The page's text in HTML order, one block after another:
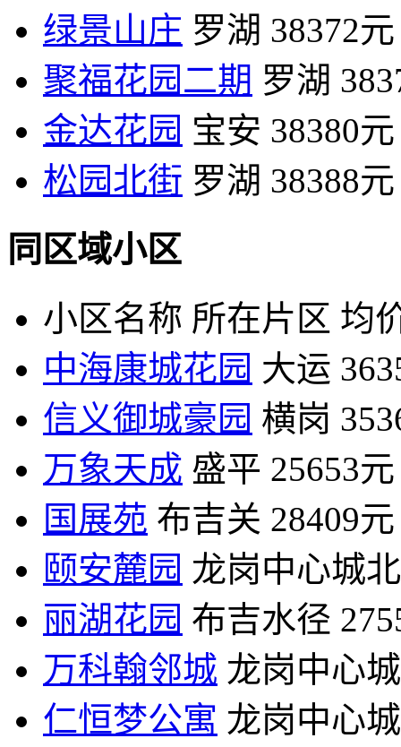
绿景山庄 罗湖 38372元
聚福花园二期 罗湖
金达花园 宝安 38380元
松园北街 罗湖 38388元
同区域小区
小区名称 所在片区 均
中海康城花园 大运
信义御城豪园 横岗
万象天成 盛平 25653元
国展苑 布吉关 28409元
颐安麓园 龙岗中心城北
丽湖花园 布吉水径
万科翰邻城 龙岗中心
仁恒梦公寓 龙岗中心